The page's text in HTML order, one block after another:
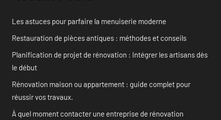
Les astuces pour parfaire la menuiserie moderne
Restauration de pièces antiques : méthodes et conseils
Planification de projet de rénovation : Intégrer les artisans dès
le début
Rénovation maison ou appartement : guide complet pour
réussir vos travaux.
À quel moment contacter une entreprise de rénovation